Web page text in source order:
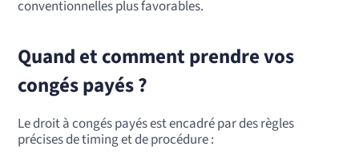
conventionnelles plus favorables.
Quand et comment prendre vos
congés payés ?
Le droit à congés payés est encadré par des règles
précises de timing et de procédure :